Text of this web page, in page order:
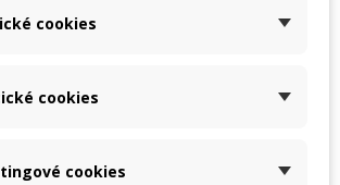
vous en avez l’habitude avec
aucun compromis sur ce point,
Nous les testons tous et
cookies
cookies
cookies